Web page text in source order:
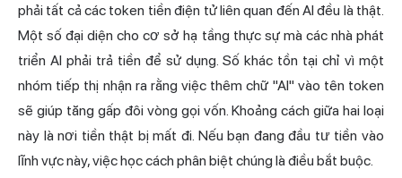
phải tất cả các token tiền điện tử liên quan đến AI đều là thật.
Một số đại diện cho cơ sở hạ tầng thực sự mà các nhà phát
triển AI phải trả tiền để sử dụng. Số khác tồn tại chỉ vì một
nhóm tiếp thị nhận ra rằng việc thêm chữ "AI" vào tên token
sẽ giúp tăng gấp đôi vòng gọi vốn. Khoảng cách giữa hai loại
này là nơi tiền thật bị mất đi. Nếu bạn đang đầu tư tiền vào
lĩnh vực này, việc học cách phân biệt chúng là điều bắt buộc.